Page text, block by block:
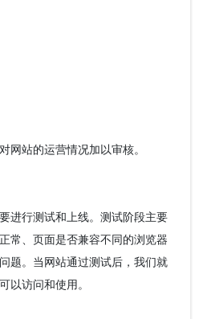
网站的运营情况加以审核。
进行测试和上线。测试阶段主要
常、页面是否兼容不同的浏览器
题。当网站通过测试后，我们就
以访问和使用。